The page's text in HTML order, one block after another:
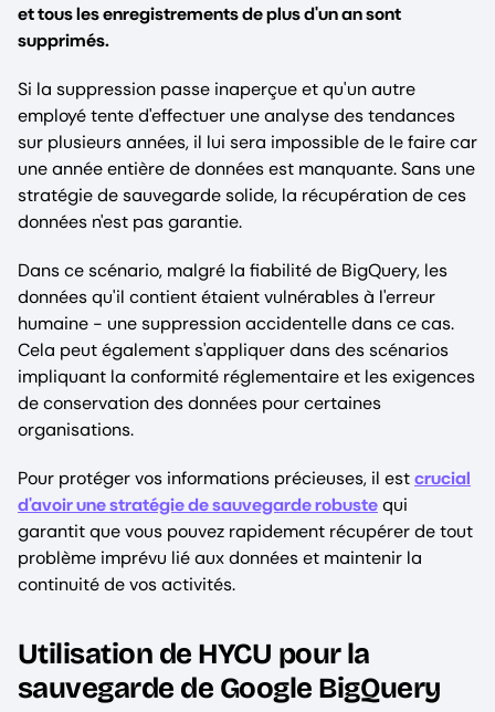
et tous les enregistrements de plus d'un an sont
supprimés.
Si la suppression passe inaperçue et qu'un autre
employé tente d'effectuer une analyse des tendances
sur plusieurs années, il lui sera impossible de le faire car
une année entière de données est manquante. Sans une
stratégie de sauvegarde solide, la récupération de ces
données n'est pas garantie.
Dans ce scénario, malgré la fiabilité de BigQuery, les
données qu'il contient étaient vulnérables à l'erreur
humaine - une suppression accidentelle dans ce cas.
Cela peut également s'appliquer dans des scénarios
impliquant la conformité réglementaire et les exigences
de conservation des données pour certaines
organisations.
Pour protéger vos informations précieuses, il estcrucial
d'avoir une stratégie de sauvegarde robustequi
garantit que vous pouvez rapidement récupérer de tout
problème imprévu lié aux données et maintenir la
continuité de vos activités.
Utilisation de HYCU pour la
sauvegarde de Google BigQuery